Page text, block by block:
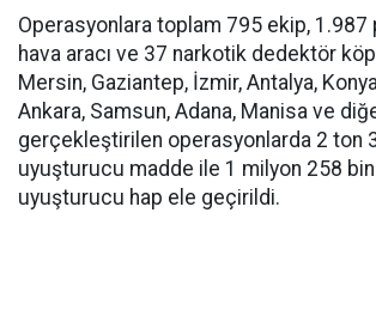
Operasyonlara toplam 795 ekip, 1.987
hava aracı ve 37 narkotik dedektör
Mersin, Gaziantep, İzmir, Antalya,
Ankara, Samsun, Adana, Manisa ve
gerçekleştirilen operasyonlarda 2 ton
uyuşturucu madde ile 1 milyon 258
uyuşturucu hap ele geçirildi.